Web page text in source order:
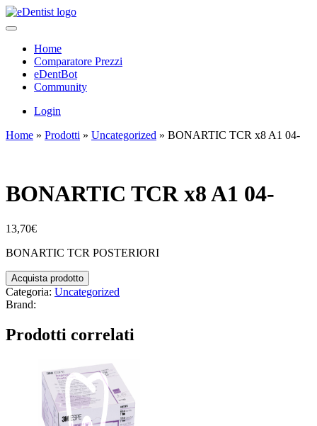
Home
Comparatore Prezzi
eDentBot
Community
Login
Home » Prodotti » Uncategorized » BONARTIC TCR x8 A1 04-
BONARTIC TCR x8 A1 04-
13,70€
BONARTIC TCR POSTERIORI
Acquista prodotto
Categoria: Uncategorized
Brand:
Prodotti correlati